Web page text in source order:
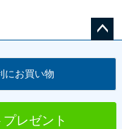
へ
にお買い物
レゼント